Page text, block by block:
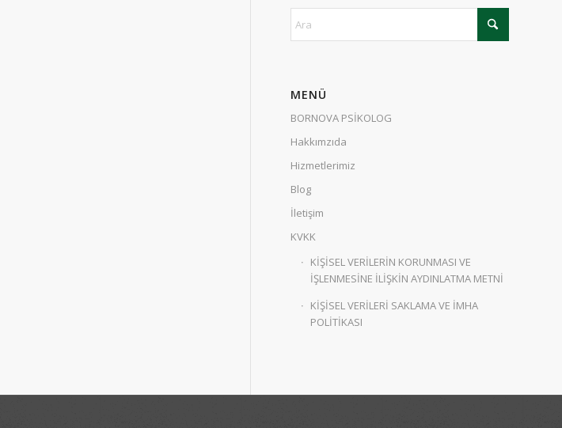
MENÜ
BORNOVA PSİKOLOG
Hakkımzıda
Hizmetlerimiz
Blog
İletişim
KVKK
KİŞİSEL VERİLERİN KORUNMASI VE
İŞLENMESİNE İLİŞKİN AYDINLATMA METNİ
KİŞİSEL VERİLERİ SAKLAMA VE İMHA
POLİTİKASI